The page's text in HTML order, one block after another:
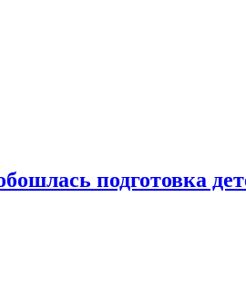
подготовка